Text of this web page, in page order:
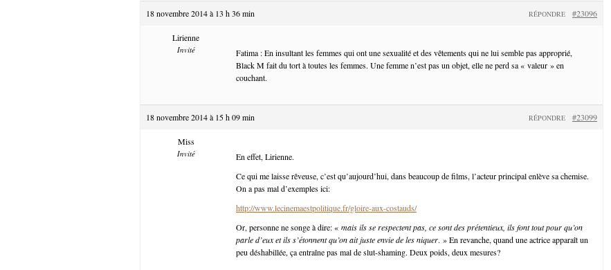
18 novembre 2014 à 13 h 36 min #23096
RÉPONDRE
Lirienne
Invité
Fatima : En insultant les femmes qui ont une sexualité et des vêtements qui ne lui semble pas approprié,
Black M fait du tort à toutes les femmes. Une femme n’est pas un objet, elle ne perd sa « valeur » en
couchant.
18 novembre 2014 à 15 h 09 min #23099
RÉPONDRE
Miss
Invité
En effet, Lirienne.
Ce qui me laisse rêveuse, c’est qu’aujourd’hui, dans beaucoup de films, l’acteur principal enlève sa chemise.
On a pas mal d’exemples ici:
http://www.lecinemaestpolitique.fr/gloire-aux-costauds/
Or, personne ne songe à dire: « mais ils se respectent pas, ce sont des prétentieux, ils font tout pour qu’on
parle d’eux et ils s’étonnent qu’on ait juste envie de les niquer. » En revanche, quand une actrice apparaît un
peu déshabillée, ça entraîne pas mal de slut-shaming. Deux poids, deux mesures?